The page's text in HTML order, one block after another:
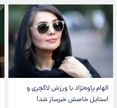
الهام پاوه‌نژاد با ورزش لاکچری و
استایل خاصش خبرساز شد!